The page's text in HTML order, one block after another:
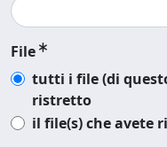
File
tutti i file (di
ristretto
il file(s) che avete